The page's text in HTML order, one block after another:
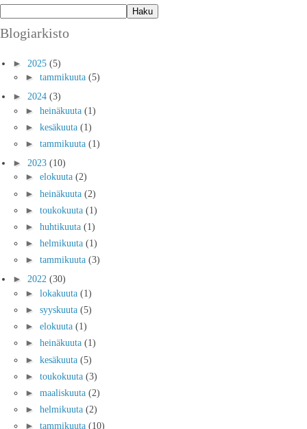
Blogiarkisto
► 2025 (5)
► tammikuuta (5)
► 2024 (3)
► heinäkuuta (1)
► kesäkuuta (1)
► tammikuuta (1)
► 2023 (10)
► elokuuta (2)
► heinäkuuta (2)
► toukokuuta (1)
► huhtikuuta (1)
► helmikuuta (1)
► tammikuuta (3)
► 2022 (30)
► lokakuuta (1)
► syyskuuta (5)
► elokuuta (1)
► heinäkuuta (1)
► kesäkuuta (5)
► toukokuuta (3)
► maaliskuuta (2)
► helmikuuta (2)
► tammikuuta (10)